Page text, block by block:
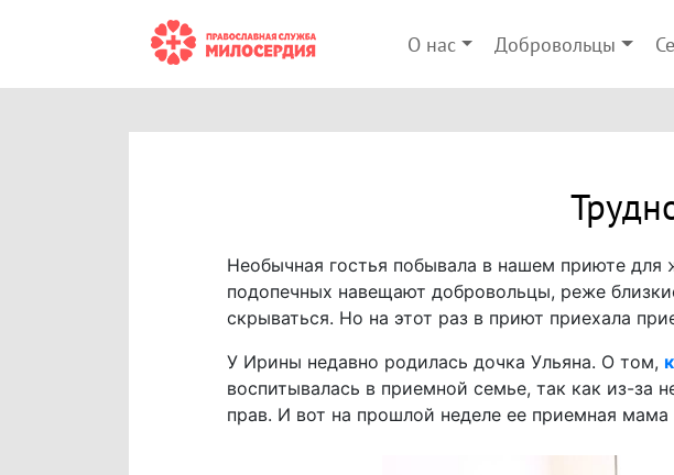
О нас Добровольцы
Необычная гостья побывала в нашем приюте
подопечных навещают добровольцы, реже
скрываться. Но на этот раз в приют приехала
У Ирины недавно родилась дочка Ульяна. О том,
воспитывалась в приемной семье, так как из-за
прав. И вот на прошлой неделе ее приемная